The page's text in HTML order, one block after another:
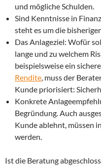
und mögliche Schulden.
Sind Kenntnisse in
steht es um die
Das Anlageziel: Wofür
lange und zu welchem
beispielsweise ein
Rendite, muss der
Kunde priorisiert:
Konkrete
Begründung. Auch
Kunde ablehnt, müssen
werden.
Ist die Beratung